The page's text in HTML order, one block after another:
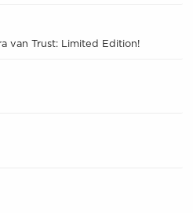
van Trust: Limited Edition!